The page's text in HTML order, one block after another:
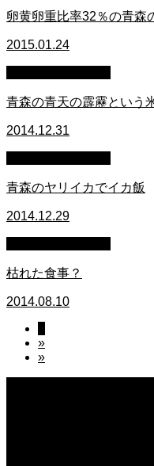
卵黄卵重比率32％の青森
2015.01.24
青森の青天の霹靂という
2014.12.31
青森のヤリイカでイカ飯
2014.12.29
枯れた食事？
2014.08.10
»
»